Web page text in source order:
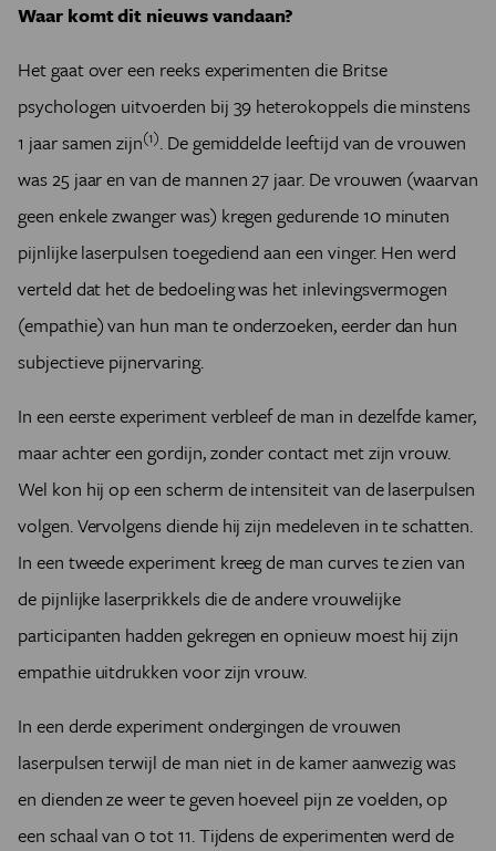
Waar komt dit nieuws vandaan?
Het gaat over een reeks experimenten die Britse
psychologen uitvoerden bij 39 heterokoppels die minstens
1 jaar samen zijn(1). De gemiddelde leeftijd van de vrouwen
was 25 jaar en van de mannen 27 jaar. De vrouwen (waarvan
geen enkele zwanger was) kregen gedurende 10 minuten
pijnlijke laserpulsen toegediend aan een vinger. Hen werd
verteld dat het de bedoeling was het inlevingsvermogen
(empathie) van hun man te onderzoeken, eerder dan hun
subjectieve pijnervaring.
In een eerste experiment verbleef de man in dezelfde kamer,
maar achter een gordijn, zonder contact met zijn vrouw.
Wel kon hij op een scherm de intensiteit van de laserpulsen
volgen. Vervolgens diende hij zijn medeleven in te schatten.
In een tweede experiment kreeg de man curves te zien van
de pijnlijke laserprikkels die de andere vrouwelijke
participanten hadden gekregen en opnieuw moest hij zijn
empathie uitdrukken voor zijn vrouw.
In een derde experiment ondergingen de vrouwen
laserpulsen terwijl de man niet in de kamer aanwezig was
en dienden ze weer te geven hoeveel pijn ze voelden, op
een schaal van 0 tot 11. Tijdens de experimenten werd de